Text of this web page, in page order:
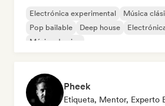
Electrónica experimental Música
Pop bailable
Deep house
Música de cine
Pheek
Etiqueta, Mentor, Experto